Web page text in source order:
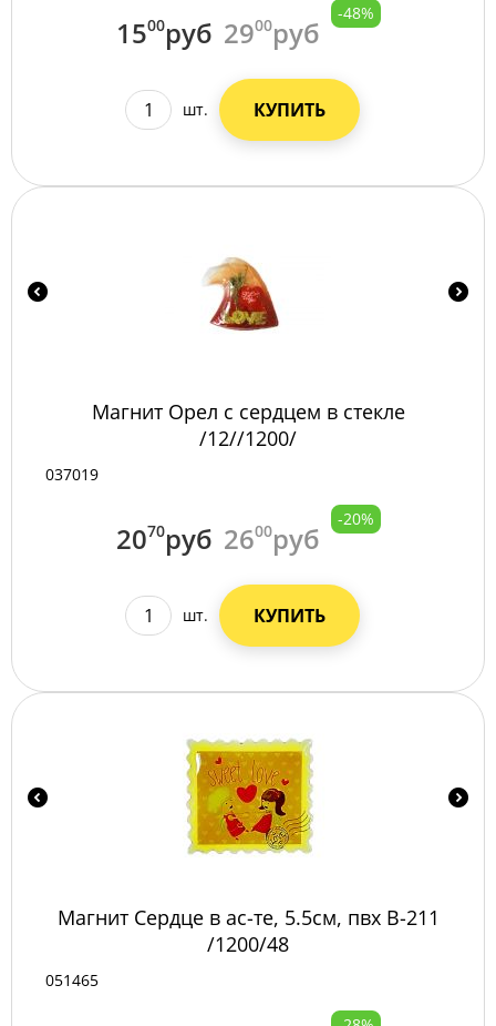
1500руб 2900руб
-48%
шт. КУПИТЬ
Магнит Орел с сердцем в стекле
/12//1200/
037019
2070руб 2600руб
-20%
шт. КУПИТЬ
Магнит Сердце в ас-те, 5.5см, пвх B-211
/1200/48
051465